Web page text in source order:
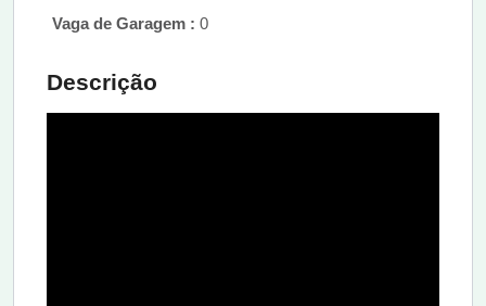
Vaga de Garagem : 0
Descrição